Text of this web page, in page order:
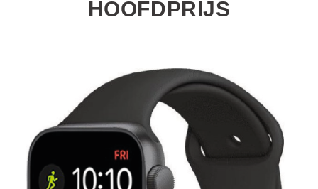
HOOFDPRIJS